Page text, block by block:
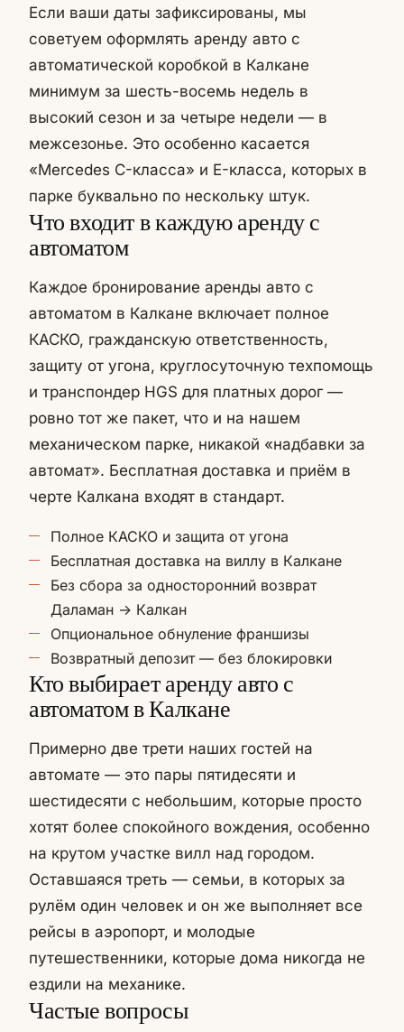
Если ваши даты зафиксированы, мы
советуем оформлять аренду авто с
автоматической коробкой в Калкане
минимум за шесть-восемь недель в
высокий сезон и за четыре недели — в
межсезонье. Это особенно касается
«Mercedes C-класса» и E-класса, которых в
парке буквально по нескольку штук.
Что входит в каждую аренду с
автоматом
Каждое бронирование аренды авто с
автоматом в Калкане включает полное
КАСКО, гражданскую ответственность,
защиту от угона, круглосуточную техпомощь
и транспондер HGS для платных дорог —
ровно тот же пакет, что и на нашем
механическом парке, никакой «надбавки за
автомат». Бесплатная доставка и приём в
черте Калкана входят в стандарт.
Полное КАСКО и защита от угона
Бесплатная доставка на виллу в Калкане
Без сбора за односторонний возврат
Даламан → Калкан
Опциональное обнуление франшизы
Возвратный депозит — без блокировки
Кто выбирает аренду авто с
автоматом в Калкане
Примерно две трети наших гостей на
автомате — это пары пятидесяти и
шестидесяти с небольшим, которые просто
хотят более спокойного вождения, особенно
на крутом участке вилл над городом.
Оставшаяся треть — семьи, в которых за
рулём один человек и он же выполняет все
рейсы в аэропорт, и молодые
путешественники, которые дома никогда не
ездили на механике.
Частые вопросы